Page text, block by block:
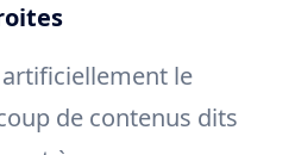
le
de contenus dits